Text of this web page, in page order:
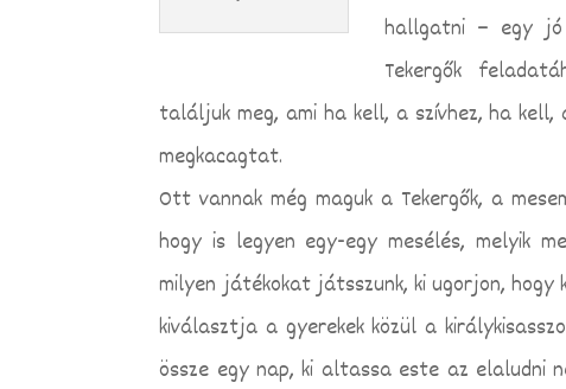
hallgatni – egy
Tekergők
találjuk meg, ami ha kell, a szívhez, ha kell,
megkacagtat.
Ott vannak még maguk a Tekergők, a
hogy is legyen egy-egy mesélés, melyik
milyen játékokat játsszunk, ki ugorjon,
kiválasztja a gyerekek közül a
össze egy nap, ki altassa este az elaludni